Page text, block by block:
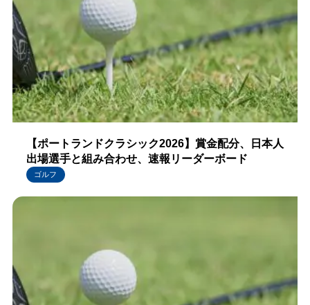
【ポートランドクラシック2026】賞金配分、日本人
出場選手と組み合わせ、速報リーダーボード
ゴルフ